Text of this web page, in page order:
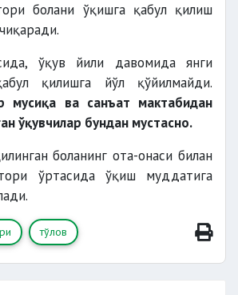
болани ўқишга қабул қилиш
ўқув йили давомида янги
қилишга йўл қўйилмайди.
мусиқа ва санъат мактабидан
ўқувчилар бундан мустасно.
боланинг ота-онаси билан
ўртасида ўқиш муддатига
тўлов